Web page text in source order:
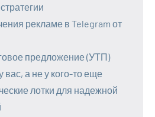
рекламе в Telegram от
предложение (УТП)
вас, а не у кого-то еще
лотки для надежной